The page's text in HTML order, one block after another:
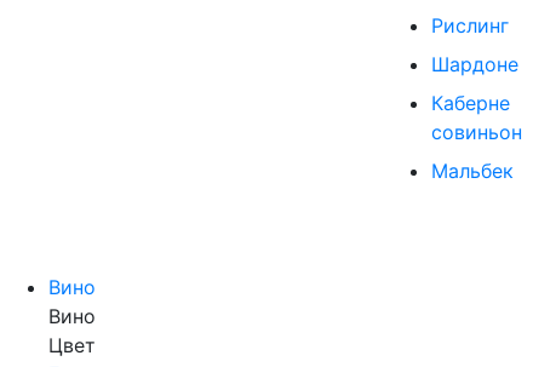
Рислинг
Шардоне
Каберне
совиньон
Мальбек
Вино
Вино
Цвет